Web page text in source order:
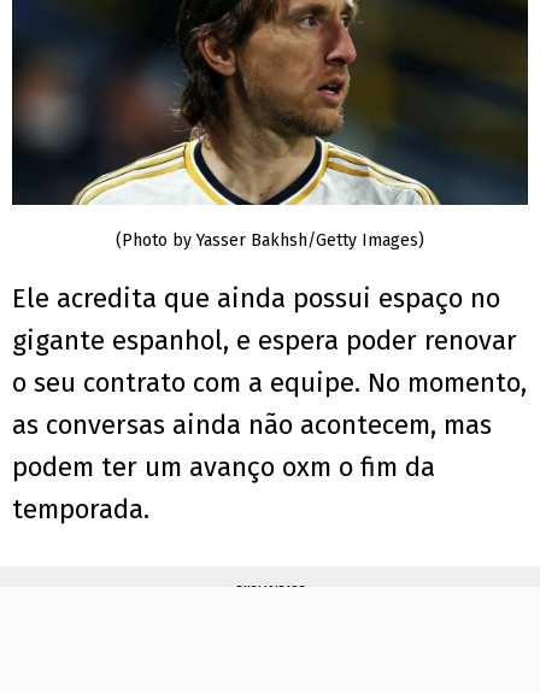
(Photo by Yasser Bakhsh/Getty Images)
Ele acredita que ainda possui espaço no
gigante espanhol, e espera poder renovar
o seu contrato com a equipe. No momento,
as conversas ainda não acontecem, mas
podem ter um avanço oxm o fim da
temporada.
PUBLICIDADE